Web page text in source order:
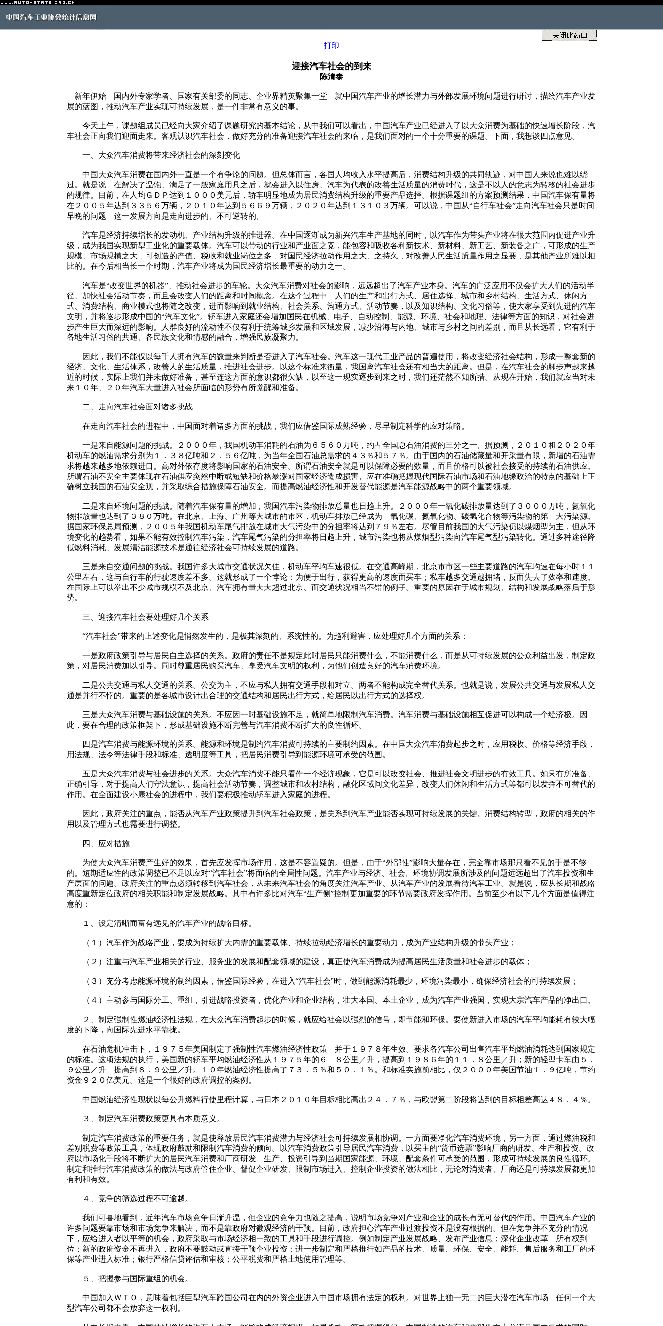
打印
迎接汽车社会的到来
陈清泰
新年伊始，国内外专家学者、国家有关部委的同志、企业界精英聚集一堂，就中国汽车产业的增长潜力与外部发展环境问题进行研讨，描绘汽车产业发
展的蓝图，推动汽车产业实现可持续发展，是一件非常有意义的事。
今天上午，课题组成员已经向大家介绍了课题研究的基本结论，从中我们可以看出，中国汽车产业已经进入了以大众消费为基础的快速增长阶段，汽
车社会正向我们迎面走来。客观认识汽车社会，做好充分的准备迎接汽车社会的来临，是我们面对的一个十分重要的课题。下面，我想谈四点意见。
一、大众汽车消费将带来经济社会的深刻变化
中国大众汽车消费在国内外一直是一个有争论的问题。但总体而言，各国人均收入水平提高后，消费结构升级的共同轨迹，对中国人来说也难以绕
过。就是说，在解决了温饱、满足了一般家庭用具之后，就会进入以住房、汽车为代表的改善生活质量的消费时代，这是不以人的意志为转移的社会进步
的规律。目前，在人均ＧＤＰ达到１０００美元后，轿车明显地成为居民消费结构升级的重要产品选择。根据课题组的方案预测结果，中国汽车保有量将
在２００５年达到３３５６万辆，２０１０年达到５６６９万辆，２０２０年达到１３１０３万辆。可以说，中国从“自行车社会”走向汽车社会只是时间
早晚的问题，这一发展方向是走向进步的、不可逆转的。
汽车是经济持续增长的发动机、产业结构升级的推进器。在中国逐渐成为新兴汽车生产基地的同时，以汽车作为带头产业将在很大范围内促进产业升
级，成为我国实现新型工业化的重要载体。汽车可以带动的行业和产业面之宽，能包容和吸收各种新技术、新材料、新工艺、新装备之广，可形成的生产
规模、市场规模之大，可创造的产值、税收和就业岗位之多，对国民经济拉动作用之大、之持久，对改善人民生活质量作用之显要，是其他产业所难以相
比的。在今后相当长一个时期，汽车产业将成为国民经济增长最重要的动力之一。
汽车是“改变世界的机器”、推动社会进步的车轮。大众汽车消费对社会的影响，远远超出了汽车产业本身。汽车的广泛应用不仅会扩大人们的活动半
径、加快社会活动节奏，而且会改变人们的距离和时间概念。在这个过程中，人们的生产和出行方式、居住选择、城市和乡村结构、生活方式、休闲方
式、消费结构、商业模式也将随之改变，进而影响到就业结构、社会关系、沟通方式、活动节奏，以及知识结构、文化习俗等，使大家享受到先进的汽车
文明，并将逐步形成中国的“汽车文化”。轿车进入家庭还会增加国民在机械、电子、自动控制、能源、环境、社会和地理、法律等方面的知识，对社会进
步产生巨大而深远的影响。人群良好的流动性不仅有利于统筹城乡发展和区域发展，减少沿海与内地、城市与乡村之间的差别，而且从长远看，它有利于
各地生活习俗的共通、各民族文化和情感的融合，增强民族凝聚力。
因此，我们不能仅以每千人拥有汽车的数量来判断是否进入了汽车社会。汽车这一现代工业产品的普遍使用，将改变经济社会结构，形成一整套新的
经济、文化、生活体系，改善人的生活质量，推进社会进步。以这个标准来衡量，我国离汽车社会还有相当大的距离。但是，在汽车社会的脚步声越来越
近的时候，实际上我们并未做好准备，甚至连这方面的意识都很欠缺，以至这一现实逐步到来之时，我们还茫然不知所措。从现在开始，我们就应当对未
来１０年、２０年汽车大量进入社会所面临的形势有所觉醒和准备。
二、走向汽车社会面对诸多挑战
在走向汽车社会的进程中，中国面对着诸多方面的挑战，我们应借鉴国际成熟经验，尽早制定科学的应对策略。
一是来自能源问题的挑战。２０００年，我国机动车消耗的石油为６５６０万吨，约占全国总石油消费的三分之一。据预测，２０１０和２０２０年
机动车的燃油需求分别为１．３８亿吨和２．５６亿吨，为当年全国石油总需求的４３％和５７％。由于国内的石油储藏量和开采量有限，新增的石油需
求将越来越多地依赖进口。高对外依存度将影响国家的石油安全。所谓石油安全就是可以保障必要的数量，而且价格可以被社会接受的持续的石油供应。
所谓石油不安全主要体现在石油供应突然中断或短缺和价格暴涨对国家经济造成损害。应在准确把握现代国际石油市场和石油地缘政治的特点的基础上正
确树立我国的石油安全观，并采取综合措施保障石油安全。而提高燃油经济性和开发替代能源是汽车能源战略中的两个重要领域。
二是来自环境问题的挑战。随着汽车保有量的增加，我国汽车污染物排放总量也日趋上升。２０００年一氧化碳排放量达到了３０００万吨，氮氧化
物排放量也达到了３８０万吨。在北京、上海、广州等大城市的市区，机动车排放已经成为一氧化碳、氮氧化物、碳氢化合物等污染物的第一大污染源。
据国家环保总局预测，２００５年我国机动车尾气排放在城市大气污染中的分担率将达到７９％左右。尽管目前我国的大气污染仍以煤烟型为主，但从环
境变化的趋势看，如果不能有效控制汽车污染，汽车尾气污染的分担率将日趋上升，城市污染也将从煤烟型污染向汽车尾气型污染转化。通过多种途径降
低燃料消耗、发展清洁能源技术是通往经济社会可持续发展的道路。
三是来自交通问题的挑战。我国许多大城市交通状况欠佳，机动车平均车速很低。在交通高峰期，北京市市区一些主要道路的汽车均速在每小时１１
公里左右，这与自行车的行驶速度差不多。这就形成了一个悖论：为便于出行，获得更高的速度而买车；私车越多交通越拥堵，反而失去了效率和速度。
在国际上可以举出不少城市规模不及北京、汽车拥有量大大超过北京、而交通状况相当不错的例子。重要的原因在于城市规划、结构和发展战略落后于形
势。
三、迎接汽车社会要处理好几个关系
“汽车社会”带来的上述变化是悄然发生的，是极其深刻的、系统性的。为趋利避害，应处理好几个方面的关系：
一是政府政策引导与居民自主选择的关系。政府的责任不是规定此时居民只能消费什么，不能消费什么，而是从可持续发展的公众利益出发，制定政
策，对居民消费加以引导。同时尊重居民购买汽车、享受汽车文明的权利，为他们创造良好的汽车消费环境。
二是公共交通与私人交通的关系。公交为主，不应与私人拥有交通手段相对立。两者不能构成完全替代关系。也就是说，发展公共交通与发展私人交
通是并行不悖的。重要的是各城市设计出合理的交通结构和居民出行方式，给居民以出行方式的选择权。
三是大众汽车消费与基础设施的关系。不应因一时基础设施不足，就简单地限制汽车消费。汽车消费与基础设施相互促进可以构成一个经济极。因
此，要在合理的政策框架下，形成基础设施不断完善与汽车消费不断扩大的良性循环。
四是汽车消费与能源环境的关系。能源和环境是制约汽车消费可持续的主要制约因素。在中国大众汽车消费起步之时，应用税收、价格等经济手段，
用法规、法令等法律手段和标准、透明度等工具，把居民消费引导到能源环境可承受的范围。
五是大众汽车消费与社会进步的关系。大众汽车消费不能只看作一个经济现象，它是可以改变社会、推进社会文明进步的有效工具。如果有所准备、
正确引导，对于提高人们守法意识，提高社会活动节奏，调整城市和农村结构，融化区域间文化差异，改变人们休闲和生活方式等都可以发挥不可替代的
作用。在全面建设小康社会的进程中，我们要积极推动轿车进入家庭的进程。
因此，政府关注的重点，能否从汽车产业政策提升到汽车社会政策，是关系到汽车产业能否实现可持续发展的关键。消费结构转型，政府的相关的作
用以及管理方式也需要进行调整。
四、应对措施
为使大众汽车消费产生好的效果，首先应发挥市场作用，这是不容置疑的。但是，由于“外部性”影响大量存在，完全靠市场那只看不见的手是不够
的。短期适应性的政策调整已不足以应对“汽车社会”将面临的全局性问题。汽车产业与经济、社会、环境协调发展所涉及的问题远远超出了汽车投资和生
产层面的问题。政府关注的重点必须转移到汽车社会，从未来汽车社会的角度关注汽车产业、从汽车产业的发展看待汽车工业。就是说，应从长期和战略
高度重新定位政府的相关职能和制定发展战略。其中有许多比对汽车“生产侧”控制更加重要的环节需要政府发挥作用。当前至少有以下几个方面是值得注
意的：
１、设定清晰而富有远见的汽车产业的战略目标。
（１）汽车作为战略产业，要成为持续扩大内需的重要载体、持续拉动经济增长的重要动力，成为产业结构升级的带头产业；
（２）注重与汽车产业相关的行业、服务业的发展和配套领域的建设，真正使汽车消费成为提高居民生活质量和社会进步的载体；
（３）充分考虑能源环境的制约因素，借鉴国际经验，在进入“汽车社会”时，做到能源消耗最少，环境污染最小，确保经济社会的可持续发展；
（４）主动参与国际分工、重组，引进战略投资者，优化产业和企业结构，壮大本国、本土企业，成为汽车产业强国，实现大宗汽车产品的净出口。
２、制定强制性燃油经济性法规，在大众汽车消费起步的时候，就应给社会以强烈的信号，即节能和环保。要使新进入市场的汽车平均能耗有较大幅
度的下降，向国际先进水平靠拢。
在石油危机冲击下，１９７５年美国制定了强制性汽车燃油经济性政策，并于１９７８年生效。要求各汽车公司出售汽车平均燃油消耗达到国家规定
的标准。这项法规的执行，美国新的轿车平均燃油经济性从１９７５年的６．８公里／升，提高到１９８６年的１１．８公里／升；新的轻型卡车由５．
９公里／升，提高到８．９公里／升。１０年燃油经济性提高了７３．５％和５０．１％。和标准实施前相比，仅２０００年美国节油１．９亿吨，节约
资金９２０亿美元。这是一个很好的政府调控的案例。
中国燃油经济性现状以每公升燃料行使里程计算，与日本２０１０年目标相比高出２４．７％，与欧盟第二阶段将达到的目标相差高达４８．４％。
３、制定汽车消费政策更具有本质意义。
制定汽车消费政策的重要任务，就是使释放居民汽车消费潜力与经济社会可持续发展相协调。一方面要净化汽车消费环境，另一方面，通过燃油税和
差别税费等政策工具，体现政府鼓励和限制汽车消费的倾向。以汽车消费政策引导居民汽车消费，以买主的“货币选票”影响厂商的研发、生产和投资。政
府以市场化手段将不断扩大的居民汽车消费和厂商研发、生产、投资引导到当期国家能源、环境、配套条件可承受的范围，形成可持续发展的良性循环。
制定和推行汽车消费政策的做法与政府管住企业、督促企业研发、限制市场进入、控制企业投资的做法相比，无论对消费者、厂商还是可持续发展都更加
有利和有效。
４、竞争的筛选过程不可逾越。
我们可喜地看到，近年汽车市场竞争日渐升温，但企业的竞争力也随之提高，说明市场竞争对产业和企业的成长有无可替代的作用。中国汽车产业的
许多问题要靠市场和市场竞争来解决，而不是靠政府对微观经济的干预。目前，政府担心汽车产业过渡投资不是没有根据的。但在竞争并不充分的情况
下，应给进入者以平等的机会，政府采取与市场经济相一致的工具和手段进行调控。例如制定产业发展战略、发布产业信息；深化企业改革，所有权到
位；新的政府资金不再进入，政府不要鼓动或直接干预企业投资；进一步制定和严格推行如产品的技术、质量、环保、安全、能耗、售后服务和工厂的环
保等产业进入标准；银行严格信贷评估和审核；公平税费和严格土地使用管理等。
５、把握参与国际重组的机会。
中国加入ＷＴＯ，意味着包括巨型汽车跨国公司在内的外资企业进入中国市场拥有法定的权利。对世界上独一无二的巨大潜在汽车市场，任何一个大
型汽车公司都不会放弃这一权利。